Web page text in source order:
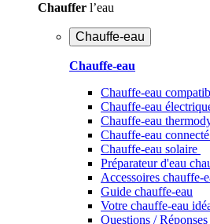
Chauffer l’eau
Chauffe-eau
Chauffe-eau
Chauffe-eau
Chauffe-eau
Chauffe-eau
Chauffe-eau connecté
Chauffe-eau solaire
Préparateur d'eau
Accessoires chauffe-
Guide chauffe-eau
Votre chauffe-eau
Questions /